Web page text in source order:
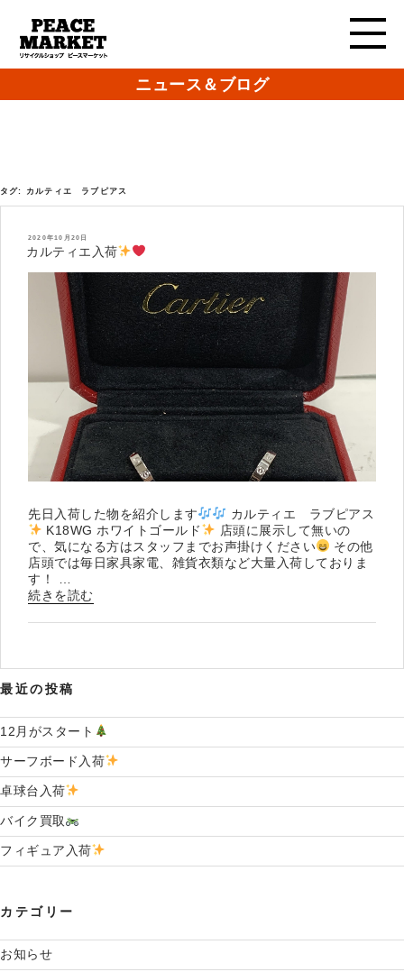
ニュース＆ブログ
タグ: カルティエ ラブピアス
投
日:
2020年10月20日
カルティエ入荷
先日入荷した物を紹介します
カルティエ ラブピアス
K18WG ホワイトゴールド
店頭に展示して無いの
で、気になる方はスタッフまでお声掛けください
その他
店頭では毎日家具家電、雑貨衣類など大量入荷しておりま
す！ …
“カ
テ
荷
”
の
続きを読む
最近の投稿
12月がスタート
サーフボード入荷
卓球台入荷
バイク買取
フィギュア入荷
カテゴリー
お知らせ